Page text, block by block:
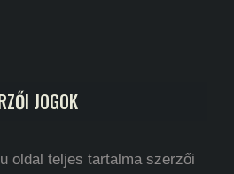
JOGOK
oldal teljes tartalma szerzői